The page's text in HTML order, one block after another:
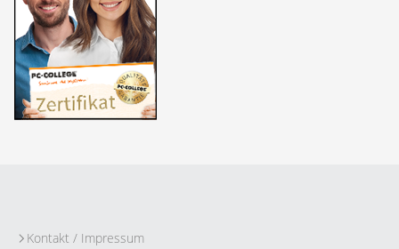
Kontakt / Impressum